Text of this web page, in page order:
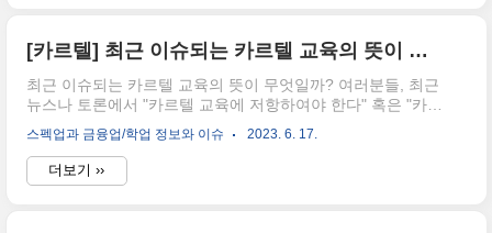
요일, 수요일, 목요일 오후 5시에 유튜브 채널
서비스에 꼭 참여하셔서 음료를 받아가시길 바
랍니다. ⬇️⬇️ 스타벅스 바리스타 생활 보러가기
⬇️⬇️ Starbucks Korea 스타벅스 코리아의 공식
[카르텔] 최근 이슈되는 카르텔 교육의 뜻이 무엇일까?
최근 이슈되는 카르텔 교육의 뜻이 무엇일까? 여러분들, 최근
뉴스나 토론에서 "카르텔 교육에 저항하여야 한다" 혹은 "카르
텔 교육에 전념하지 않겠습니다" 라고 이야기하는 것에 대해
이야기를 해볼까해요. 카르텔 교육이 정말 무엇이고, 지금 한
국에서 논하고 있는 카르텔 교육이 어떤 의미로 사용되고 있
는지 알아보도록 합시다. 카르텔 단어의 뜻 카르텔이란. 어학
스펙업과 금융업/학업 정보와 이슈 2023. 6. 17.
더보기 ››